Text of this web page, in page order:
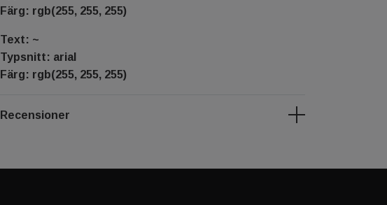
Färg: rgb(255, 255, 255)
Text: ~
Typsnitt: arial
Färg: rgb(255, 255, 255)
Recensioner